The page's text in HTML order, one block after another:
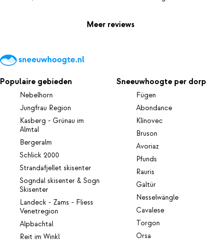
Meer reviews
Populaire gebieden
Nebelhorn
Jungfrau Region
Kasberg - Grünau im
Almtal
Bergeralm
Schlick 2000
Strandafjellet skisenter
Sogndal skisenter & Sogn
Skisenter
Landeck - Zams - Fliess
Venetregion
Alpbachtal
Reit im Winkl
Sneeuwhoogte per dorp
Fügen
Abondance
Klínovec
Bruson
Avoriaz
Pfunds
Rauris
Galtür
Nesselwängle
Cavalese
Torgon
Orsa